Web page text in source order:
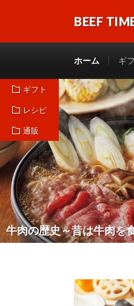
BEEF
ホーム ギ
ギフト
レシピ
通販
牛肉の歴史～昔は牛肉を